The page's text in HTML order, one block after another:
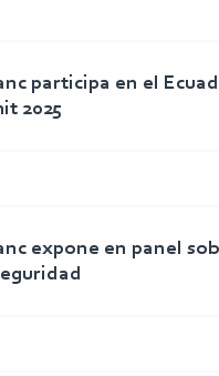
participa en el
2025
expone en panel